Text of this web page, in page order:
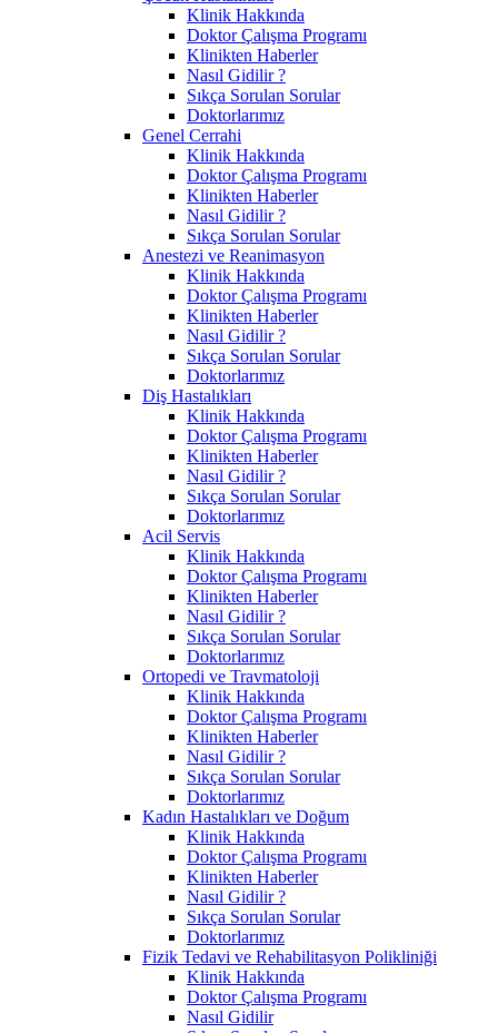
Klinik Hakkında
Doktor Çalışma Programı
Klinikten Haberler
Nasıl Gidilir ?
Sıkça Sorulan Sorular
Doktorlarımız
Genel Cerrahi
Klinik Hakkında
Doktor Çalışma Programı
Klinikten Haberler
Nasıl Gidilir ?
Sıkça Sorulan Sorular
Anestezi ve Reanimasyon
Klinik Hakkında
Doktor Çalışma Programı
Klinikten Haberler
Nasıl Gidilir ?
Sıkça Sorulan Sorular
Doktorlarımız
Diş Hastalıkları
Klinik Hakkında
Doktor Çalışma Programı
Klinikten Haberler
Nasıl Gidilir ?
Sıkça Sorulan Sorular
Doktorlarımız
Acil Servis
Klinik Hakkında
Doktor Çalışma Programı
Klinikten Haberler
Nasıl Gidilir ?
Sıkça Sorulan Sorular
Doktorlarımız
Ortopedi ve Travmatoloji
Klinik Hakkında
Doktor Çalışma Programı
Klinikten Haberler
Nasıl Gidilir ?
Sıkça Sorulan Sorular
Doktorlarımız
Kadın Hastalıkları ve Doğum
Klinik Hakkında
Doktor Çalışma Programı
Klinikten Haberler
Nasıl Gidilir ?
Sıkça Sorulan Sorular
Doktorlarımız
Fizik Tedavi ve Rehabilitasyon Polikliniği
Klinik Hakkında
Doktor Çalışma Programı
Nasıl Gidilir